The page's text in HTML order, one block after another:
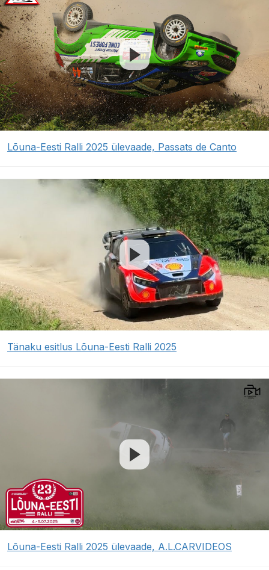
Lõuna-Eesti Ralli 2025 ülevaade, Passats de Canto
Tänaku esitlus Lõuna-Eesti Ralli 2025
Lõuna-Eesti Ralli 2025 ülevaade, A.L.CARVIDEOS